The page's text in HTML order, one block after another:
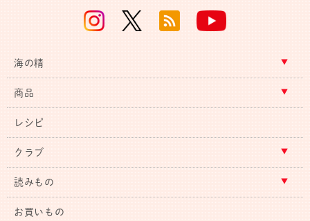
海の精
商品
レシピ
クラブ
読みもの
お買いもの